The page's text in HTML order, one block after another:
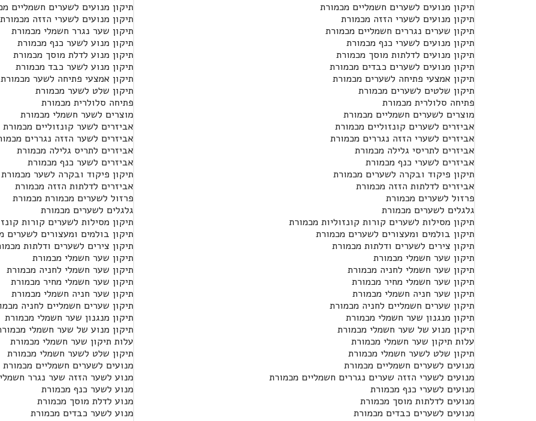
תיקון מנועים לשערים חשמליים מכמורת
תיקון מנועים לשערי הזזה מכמורת
תיקון שערים נגררים חשמליים מכמורת
תיקון מנועים לשערי כנף מכמורת
תיקון מנועים לדלתות מוסך מכמורת
תיקון מנועים לשערים כבדים מכמורת
תיקון אמצעי פתיחה לשערים מכמורת
תיקון שלטים לשערים מכמורת
פתיחה סלולרית מכמורת
מוצרים לשערים חשמליים מכמורת
אביזרים לשערים קונזוליים מכמורת
אביזרים לשערי הזזה נגררים מכמורת
אביזרים לתריסי גלילה מכמורת
אביזרים לשערי כנף מכמורת
תיקון פיקוד ובקרה לשערים מכמורת
אביזרים לדלתות הזזה מכמורת
פרזול לשערים מכמורת
גלגלים לשערים מכמורת
תיקון מסילות לשערים קורות קונזוליות מכמורת
תיקון בולמים ומעצורים לשערים מכמורת
תיקון צירים לשערים ודלתות מכמורת
תיקון שער חשמלי מכמורת
תיקון שער חשמלי לחניה מכמורת
תיקון שער חשמלי מחיר מכמורת
תיקון שער חניה חשמלי מכמורת
תיקון שערים חשמליים לחניה מכמורת
תיקון מנגנון שער חשמלי מכמורת
תיקון מנוע של שער חשמלי מכמורת
עלות תיקון שער חשמלי מכמורת
תיקון שלט לשער חשמלי מכמורת
מנועים לשערים חשמליים מכמורת
מנועים לשערי הזזה שערים נגררים חשמליים מכמורת
מנועים לשערי כנף מכמורת
מנועים לדלתות מוסך מכמורת
מנועים לשערים כבדים מכמורת
תיקון מנועים לשערים חשמליים
תיקון מנועים לשערי הזזה מכמורת
תיקון שער נגרר חשמלי מכמורת
תיקון מנוע לשער כנף מכמורת
תיקון מנוע לדלת מוסך מכמורת
תיקון מנוע לשער כבד מכמורת
תיקון אמצעי פתיחה לשער מכמורת
תיקון שלט לשער מכמורת
פתיחה סלולרית מכמורת
מוצרים לשער חשמלי מכמורת
אביזרים לשער קונזוליים מכמורת
אביזרים לשער הזזה נגררים
אביזרים לתריס גלילה מכמורת
אביזרים לשער כנף מכמורת
תיקון פיקוד ובקרה לשער מכמורת
אביזרים לדלתות הזזה מכמורת
פרזול לשערים מכמורת מכמורת
גלגלים לשערים מכמורת
תיקון מסילות לשערים קורות
תיקון בולמים ומעצורים לשערים
תיקון צירים לשערים ודלתות
תיקון שער חשמלי מכמורת
תיקון שער חשמלי לחניה מכמורת
תיקון שער חשמלי מחיר מכמורת
תיקון שער חניה חשמלי מכמורת
תיקון שערים חשמליים לחניה
תיקון מנגנון שער חשמלי מכמורת
תיקון מנוע של שער חשמלי
עלות תיקון שער חשמלי מכמורת
תיקון שלט לשער חשמלי מכמורת
מנועים לשערים חשמליים מכמורת
מנוע לשער הזזה שער נגרר
מנוע לשער כנף מכמורת
מנוע לדלת מוסך מכמורת
מנוע לשער כבדים מכמורת